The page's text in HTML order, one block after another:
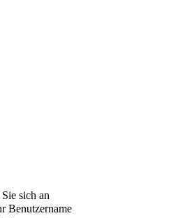
sich an
Benutzername